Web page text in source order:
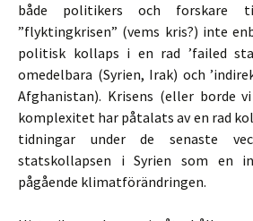
både politikers och
”flyktingkrisen” (vems kris?) inte
politisk kollaps i en rad ’failed
omedelbara (Syrien, Irak) och
Afghanistan). Krisens (eller borde
komplexitet har påtalats av en rad
tidningar under de senaste
statskollapsen i Syrien som en
pågående klimatförändringen.